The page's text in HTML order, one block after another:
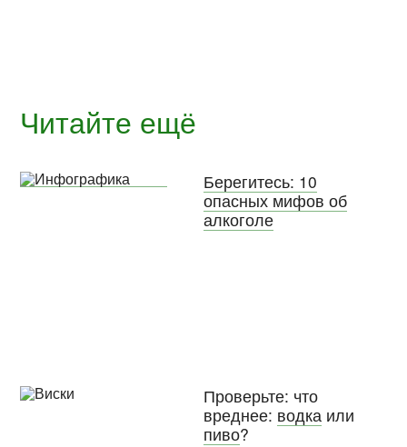
Читайте ещё
Берегитесь: 10
опасных мифов об
алкоголе
Проверьте: что
вреднее: водкаили
пиво?